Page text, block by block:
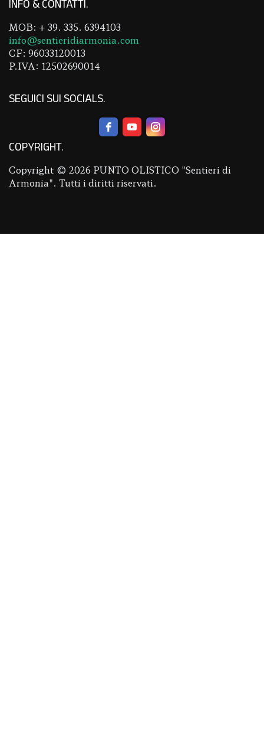
MOB: + 39. 335. 6394103
info@sentieridiarmonia.com
CF: 96033120013
P.IVA: 12502690014
SEGUICI SUI SOCIALS
COPYRIGHT
Copyright © 2026 PUNTO OLISTICO "Sentieri di
Armonia". Tutti i diritti riservati.